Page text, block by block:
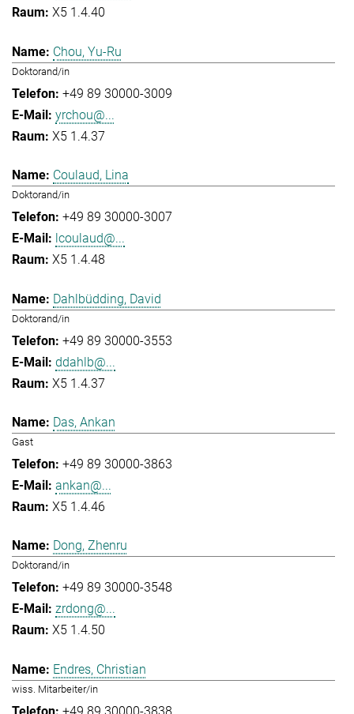
X5 1.4.40
Chou, Yu-Ru
Doktorand/in
+49 89 30000-3009
yrchou@...
X5 1.4.37
Coulaud, Lina
Doktorand/in
+49 89 30000-3007
lcoulaud@...
X5 1.4.48
Dahlbüdding, David
Doktorand/in
+49 89 30000-3553
ddahlb@...
X5 1.4.37
Das, Ankan
Gast
+49 89 30000-3863
ankan@...
X5 1.4.46
Dong, Zhenru
Doktorand/in
+49 89 30000-3548
zrdong@...
X5 1.4.50
Endres, Christian
wiss. Mitarbeiter/in